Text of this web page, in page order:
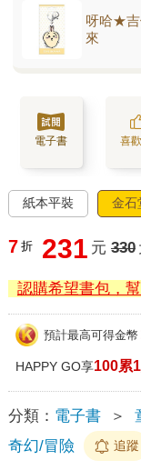
呀哈★吉
來
電子書 喜
紙本平裝 金石
7 折 231 元 330
認購希望書包，
預計最高可得金幣
HAPPY GO享100累
分類： 電子書 ＞
奇幻/冒險
追蹤